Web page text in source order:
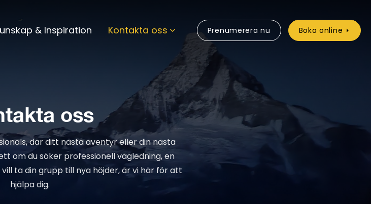
& Inspiration Kontakta oss Prenumerera nu Boka online
oss
där ditt nästa äventyr eller din nästa
om du söker professionell vägledning, en
ta din grupp till nya höjder, är vi här för att
hjälpa dig.